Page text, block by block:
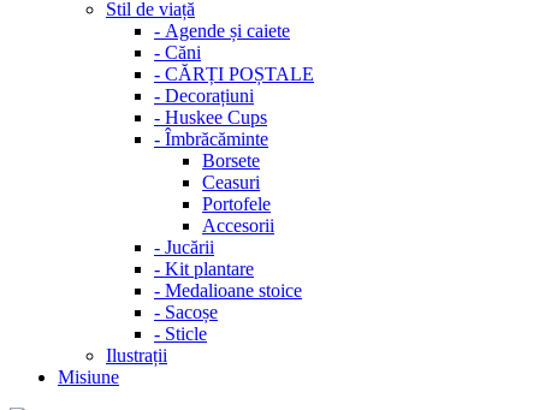
Stil de viață
- Agende și caiete
- Căni
- CĂRȚI POȘTALE
- Decorațiuni
- Huskee Cups
- Îmbrăcăminte
Borsete
Ceasuri
Portofele
Accesorii
- Jucării
- Kit plantare
- Medalioane stoice
- Sacoșe
- Sticle
Ilustrații
Misiune